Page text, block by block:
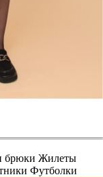
брюки Жилеты
Футболки